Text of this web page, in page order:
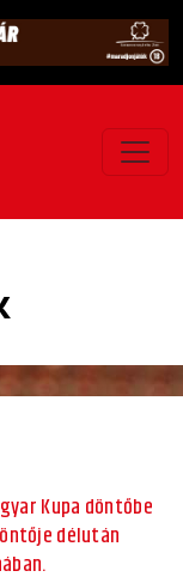
Kupa döntőbe
délután